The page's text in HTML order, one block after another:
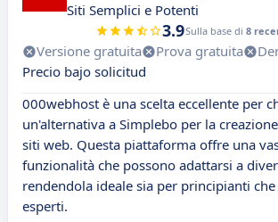
Siti Semplici e Potenti
3.9Sulla base di 8
Versione gratuita Prova gratuita
Precio bajo solicitud
000webhost è una scelta eccellente per
un'alternativa a Simplebo per la
siti web. Questa piattaforma offre una
funzionalità che possono adattarsi a
rendendola ideale sia per principianti
esperti.